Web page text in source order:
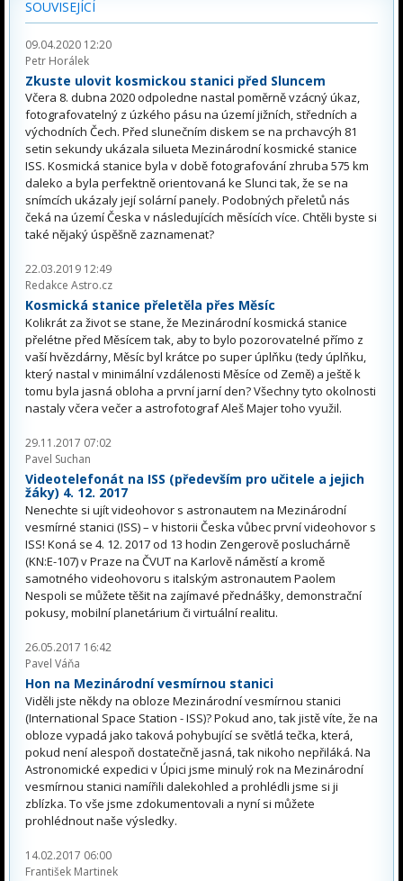
SOUVISEJÍCÍ
09.04.2020 12:20
Petr Horálek
Zkuste ulovit kosmickou stanici před Sluncem
Včera 8. dubna 2020 odpoledne nastal poměrně vzácný úkaz,
fotografovatelný z úzkého pásu na území jižních, středních a
východních Čech. Před slunečním diskem se na prchavcýh 81
setin sekundy ukázala silueta Mezinárodní kosmické stanice
ISS. Kosmická stanice byla v době fotografování zhruba 575 km
daleko a byla perfektně orientovaná ke Slunci tak, že se na
snímcích ukázaly její solární panely. Podobných přeletů nás
čeká na území Česka v následujících měsících více. Chtěli byste si
také nějaký úspěšně zaznamenat?
22.03.2019 12:49
Redakce Astro.cz
Kosmická stanice přeletěla přes Měsíc
Kolikrát za život se stane, že Mezinárodní kosmická stanice
přelétne před Měsícem tak, aby to bylo pozorovatelné přímo z
vaší hvězdárny, Měsíc byl krátce po super úplňku (tedy úplňku,
který nastal v minimální vzdálenosti Měsíce od Země) a ještě k
tomu byla jasná obloha a první jarní den? Všechny tyto okolnosti
nastaly včera večer a astrofotograf Aleš Majer toho využil.
29.11.2017 07:02
Pavel Suchan
Videotelefonát na ISS (především pro učitele a jejich
žáky) 4. 12. 2017
Nenechte si ujít videohovor s astronautem na Mezinárodní
vesmírné stanici (ISS) – v historii Česka vůbec první videohovor s
ISS! Koná se 4. 12. 2017 od 13 hodin Zengerově posluchárně
(KN:E-107) v Praze na ČVUT na Karlově náměstí a kromě
samotného videohovoru s italským astronautem Paolem
Nespoli se můžete těšit na zajímavé přednášky, demonstrační
pokusy, mobilní planetárium či virtuální realitu.
26.05.2017 16:42
Pavel Váňa
Hon na Mezinárodní vesmírnou stanici
Viděli jste někdy na obloze Mezinárodní vesmírnou stanici
(International Space Station - ISS)? Pokud ano, tak jistě víte, že na
obloze vypadá jako taková pohybující se světlá tečka, která,
pokud není alespoň dostatečně jasná, tak nikoho nepřiláká. Na
Astronomické expedici v Úpici jsme minulý rok na Mezinárodní
vesmírnou stanici namířili dalekohled a prohlédli jsme si ji
zblízka. To vše jsme zdokumentovali a nyní si můžete
prohlédnout naše výsledky.
14.02.2017 06:00
František Martinek